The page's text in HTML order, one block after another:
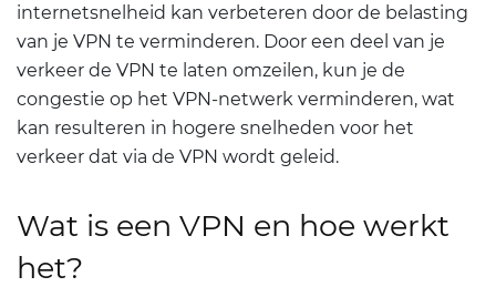
internetsnelheid kan verbeteren door de belasting
van je VPN te verminderen. Door een deel van je
verkeer de VPN te laten omzeilen, kun je de
congestie op het VPN-netwerk verminderen, wat
kan resulteren in hogere snelheden voor het
verkeer dat via de VPN wordt geleid.
Wat is een VPN en hoe werkt
het?